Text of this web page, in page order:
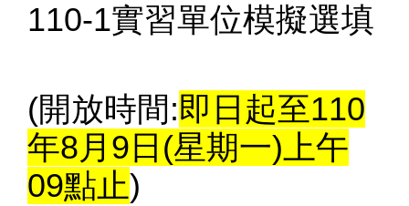
110-1實習單位模擬選填
(開放時間:即日起至110
年8月9日(星期一)上午
09點止)